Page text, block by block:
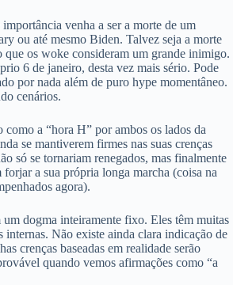
venha a ser a morte de um
ou até mesmo Biden. Talvez seja a morte
os woke consideram um grande inimigo.
6 de janeiro, desta vez mais sério. Pode
por nada além de puro hype momentâneo.
cenários.
como a “hora H” por ambos os lados da
se mantiverem firmes nas suas crenças
só se tornariam renegados, mas finalmente
a sua própria longa marcha (coisa na
agora).
dogma inteiramente fixo. Eles têm muitas
internas. Não existe ainda clara indicação de
crenças baseadas em realidade serão
quando vemos afirmações como “a